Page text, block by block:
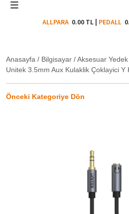
ALLPARA 0.00 TL| PEDALL
Anasayfa / Bilgisayar /Aksesuar
Unitek 3.5mm Aux Kulaklik Çoklayici Y
Önceki Kategoriye Dön